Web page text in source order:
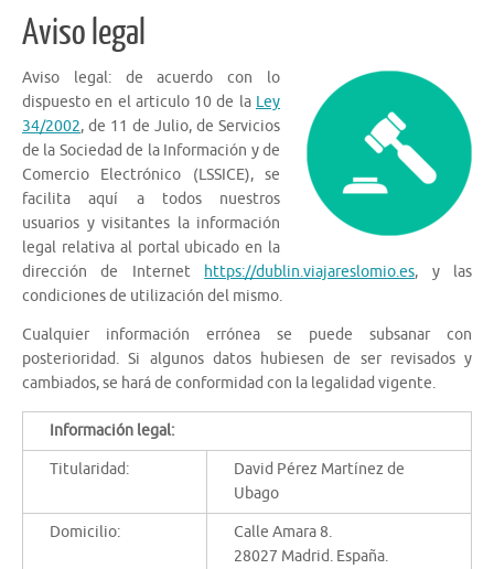
Aviso legal
Aviso legal: de acuerdo con lo
dispuesto en el articulo 10 de la Ley
34/2002, de 11 de Julio, de Servicios
de la Sociedad de la Información y de
Comercio Electrónico (LSSICE), se
facilita aquí a todos nuestros
usuarios y visitantes la información
legal relativa al portal ubicado en la
dirección de Internet
https://dublin.viajareslomio.es, y las
condiciones de utilización del mismo.
Cualquier información errónea se puede subsanar con
posterioridad. Si algunos datos hubiesen de ser revisados y
cambiados, se hará de conformidad con la legalidad vigente.
Información legal:
Titularidad:
David Pérez Martínez de
Ubago
Domicilio:
Calle Amara 8.
28027 Madrid. España.